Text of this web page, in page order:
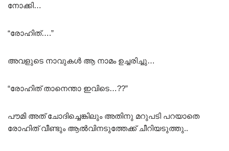
നോക്കി…
“രോഹിത്….”
അവളുടെ നാവുകൾ ആ നാമം ഉച്ചരിച്ചു…
“രോഹിത് താനെന്താ ഇവിടെ…??”
പൗമി അത്‌ ചോദിച്ചെങ്കിലും അതിനു മറുപടി പറയാതെ
രോഹിത് വീണ്ടും ആൽവിനടുത്തേക്ക് ചീറിയടുത്തു..